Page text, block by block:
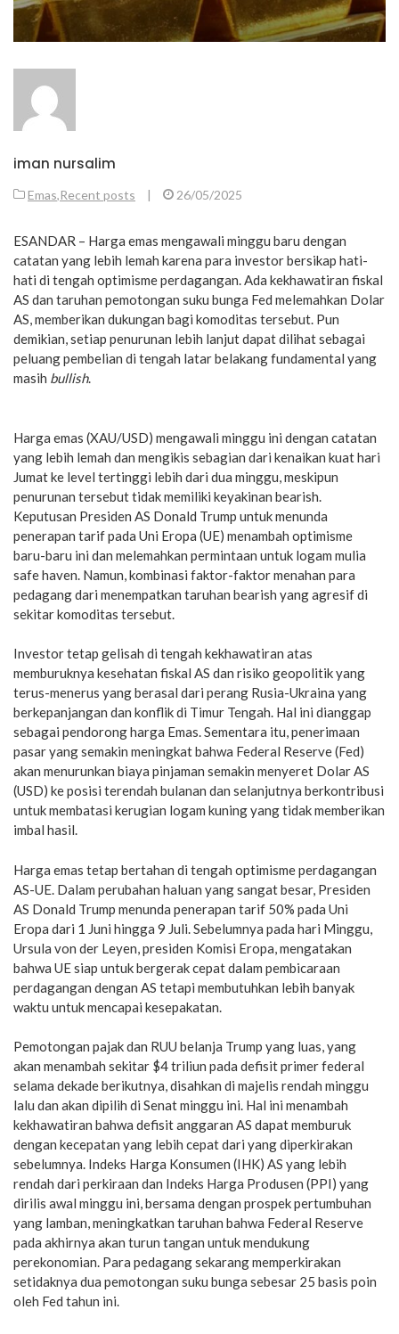
iman nursalim
Emas,Recent posts | 26/05/2025
ESANDAR – Harga emas mengawali minggu baru dengan
catatan yang lebih lemah karena para investor bersikap hati-
hati di tengah optimisme perdagangan. Ada kekhawatiran fiskal
AS dan taruhan pemotongan suku bunga Fed melemahkan Dolar
AS, memberikan dukungan bagi komoditas tersebut. Pun
demikian, setiap penurunan lebih lanjut dapat dilihat sebagai
peluang pembelian di tengah latar belakang fundamental yang
masih bullish.
Harga emas (XAU/USD) mengawali minggu ini dengan catatan
yang lebih lemah dan mengikis sebagian dari kenaikan kuat hari
Jumat ke level tertinggi lebih dari dua minggu, meskipun
penurunan tersebut tidak memiliki keyakinan bearish.
Keputusan Presiden AS Donald Trump untuk menunda
penerapan tarif pada Uni Eropa (UE) menambah optimisme
baru-baru ini dan melemahkan permintaan untuk logam mulia
safe haven. Namun, kombinasi faktor-faktor menahan para
pedagang dari menempatkan taruhan bearish yang agresif di
sekitar komoditas tersebut.
Investor tetap gelisah di tengah kekhawatiran atas
memburuknya kesehatan fiskal AS dan risiko geopolitik yang
terus-menerus yang berasal dari perang Rusia-Ukraina yang
berkepanjangan dan konflik di Timur Tengah. Hal ini dianggap
sebagai pendorong harga Emas. Sementara itu, penerimaan
pasar yang semakin meningkat bahwa Federal Reserve (Fed)
akan menurunkan biaya pinjaman semakin menyeret Dolar AS
(USD) ke posisi terendah bulanan dan selanjutnya berkontribusi
untuk membatasi kerugian logam kuning yang tidak memberikan
imbal hasil.
Harga emas tetap bertahan di tengah optimisme perdagangan
AS-UE. Dalam perubahan haluan yang sangat besar, Presiden
AS Donald Trump menunda penerapan tarif 50% pada Uni
Eropa dari 1 Juni hingga 9 Juli. Sebelumnya pada hari Minggu,
Ursula von der Leyen, presiden Komisi Eropa, mengatakan
bahwa UE siap untuk bergerak cepat dalam pembicaraan
perdagangan dengan AS tetapi membutuhkan lebih banyak
waktu untuk mencapai kesepakatan.
Pemotongan pajak dan RUU belanja Trump yang luas, yang
akan menambah sekitar $4 triliun pada defisit primer federal
selama dekade berikutnya, disahkan di majelis rendah minggu
lalu dan akan dipilih di Senat minggu ini. Hal ini menambah
kekhawatiran bahwa defisit anggaran AS dapat memburuk
dengan kecepatan yang lebih cepat dari yang diperkirakan
sebelumnya. Indeks Harga Konsumen (IHK) AS yang lebih
rendah dari perkiraan dan Indeks Harga Produsen (PPI) yang
dirilis awal minggu ini, bersama dengan prospek pertumbuhan
yang lamban, meningkatkan taruhan bahwa Federal Reserve
pada akhirnya akan turun tangan untuk mendukung
perekonomian. Para pedagang sekarang memperkirakan
setidaknya dua pemotongan suku bunga sebesar 25 basis poin
oleh Fed tahun ini.